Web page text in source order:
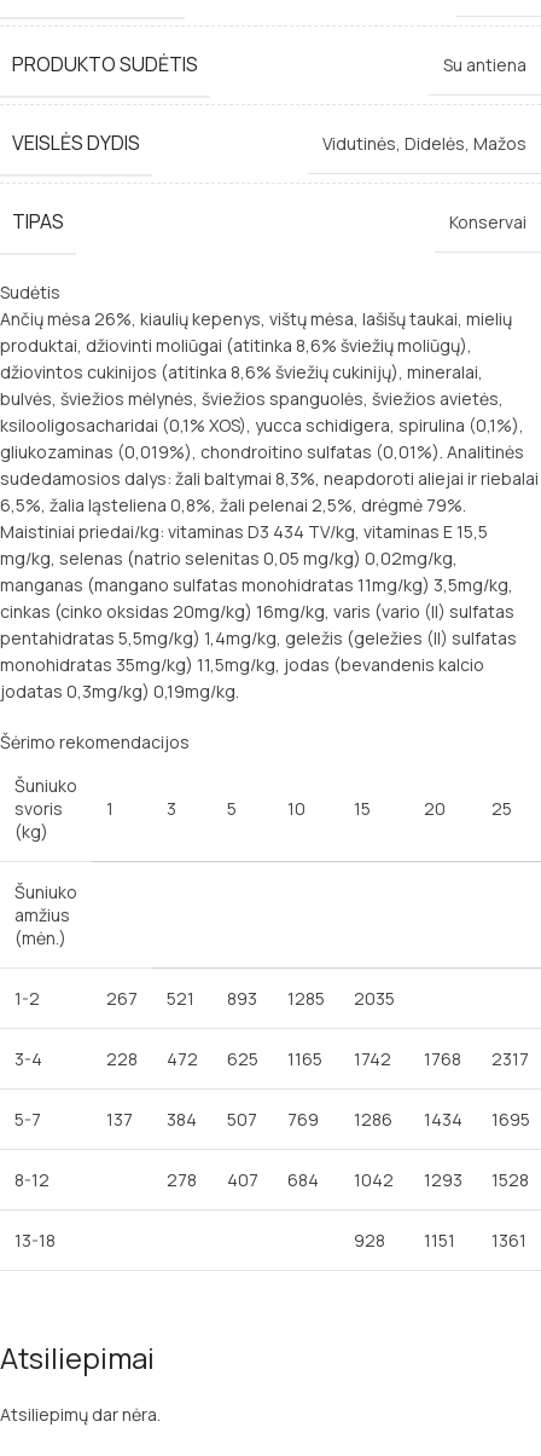
PRODUKTO SUDĖTIS Su antiena
VEISLĖS DYDIS Vidutinės, Didelės, Mažos
TIPAS Konservai
Sudėtis
Ančių mėsa 26%, kiaulių kepenys, vištų mėsa, lašišų taukai, mielių
produktai, džiovinti moliūgai (atitinka 8,6% šviežių moliūgų),
džiovintos cukinijos (atitinka 8,6% šviežių cukinijų), mineralai,
bulvės, šviežios mėlynės, šviežios spanguolės, šviežios avietės,
ksilooligosacharidai (0,1% XOS), yucca schidigera, spirulina (0,1%),
gliukozaminas (0,019%), chondroitino sulfatas (0,01%). Analitinės
sudedamosios dalys: žali baltymai 8,3%, neapdoroti aliejai ir riebalai
6,5%, žalia ląsteliena 0,8%, žali pelenai 2,5%, drėgmė 79%.
Maistiniai priedai/kg: vitaminas D3 434 TV/kg, vitaminas E 15,5
mg/kg, selenas (natrio selenitas 0,05 mg/kg) 0,02mg/kg,
manganas (mangano sulfatas monohidratas 11mg/kg) 3,5mg/kg,
cinkas (cinko oksidas 20mg/kg) 16mg/kg, varis (vario (II) sulfatas
pentahidratas 5,5mg/kg) 1,4mg/kg, geležis (geležies (II) sulfatas
monohidratas 35mg/kg) 11,5mg/kg, jodas (bevandenis kalcio
jodatas 0,3mg/kg) 0,19mg/kg.
Šėrimo rekomendacijos
Šuniuko
svoris
(kg)
1 3 5 10 15 20 25
Šuniuko
amžius
(mėn.)
1-2 267 521 893 1285 2035
3-4 228 472 625 1165 1742 1768 2317
5-7 137 384 507 769 1286 1434 1695
8-12 278 407 684 1042 1293 1528
13-18 928 1151 1361
Atsiliepimai
Atsiliepimų dar nėra.